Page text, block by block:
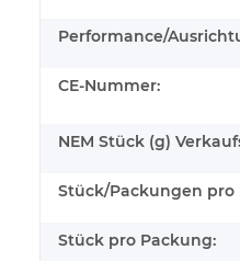
Performance/
CE-Nummer:
NEM Stück (g)
Stück/Packungen pro
Stück pro Packung: